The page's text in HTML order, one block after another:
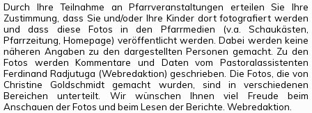
Durch Ihre Teilnahme an Pfarrveranstaltungen erteilen Sie Ihre
Zustimmung, dass Sie und/oder Ihre Kinder dort fotografiert werden
und dass diese Fotos in den Pfarrmedien (v.a. Schaukästen,
Pfarrzeitung, Homepage) veröffentlicht werden. Dabei werden keine
näheren Angaben zu den dargestellten Personen gemacht. Zu den
Fotos werden Kommentare und Daten vom Pastoralassistenten
Ferdinand Radjutuga (Webredaktion) geschrieben. Die Fotos, die von
Christine Goldschmidt gemacht wurden, sind in verschiedenen
Bereichen unterteilt. Wir wünschen Ihnen viel Freude beim
Anschauen der Fotos und beim Lesen der Berichte. Webredaktion.